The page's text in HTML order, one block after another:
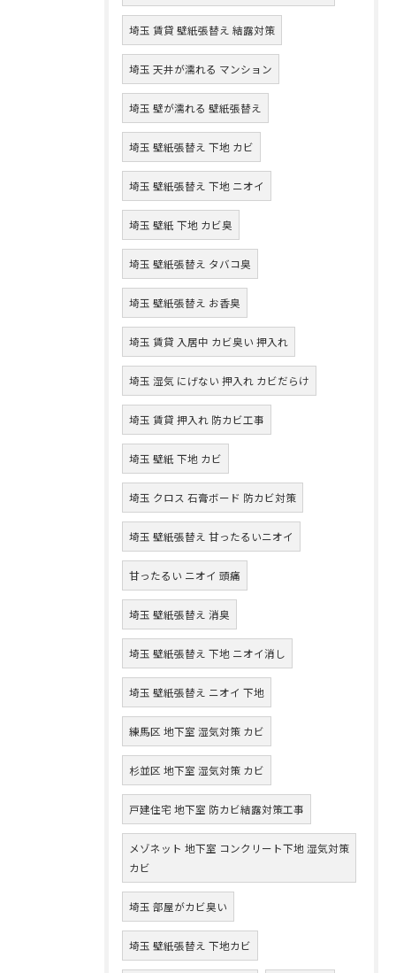
埼玉 賃貸 壁紙張替え 結露対策
埼玉 天井が濡れる マンション
埼玉 壁が濡れる 壁紙張替え
埼玉 壁紙張替え 下地 カビ
埼玉 壁紙張替え 下地 ニオイ
埼玉 壁紙 下地 カビ臭
埼玉 壁紙張替え タバコ臭
埼玉 壁紙張替え お香臭
埼玉 賃貸 入居中 カビ臭い 押入れ
埼玉 湿気 にげない 押入れ カビだらけ
埼玉 賃貸 押入れ 防カビ工事
埼玉 壁紙 下地 カビ
埼玉 クロス 石膏ボード 防カビ対策
埼玉 壁紙張替え 甘ったるいニオイ
甘ったるい ニオイ 頭痛
埼玉 壁紙張替え 消臭
埼玉 壁紙張替え 下地 ニオイ消し
埼玉 壁紙張替え ニオイ 下地
練馬区 地下室 湿気対策 カビ
杉並区 地下室 湿気対策 カビ
戸建住宅 地下室 防カビ結露対策工事
メゾネット 地下室 コンクリート下地 湿気対策
カビ
埼玉 部屋がカビ臭い
埼玉 壁紙張替え 下地カビ